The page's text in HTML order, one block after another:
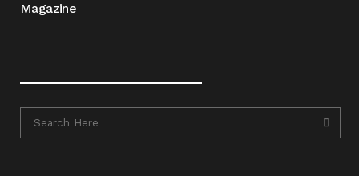
Magazine